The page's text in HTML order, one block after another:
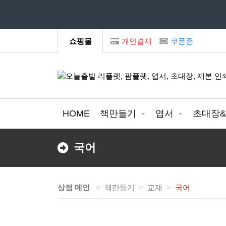
모
쇼핑몰 개인결제 쿠폰존
HOME 책만들기 엽서 초대장
국어
상점 메인 책만들기 교재 국어